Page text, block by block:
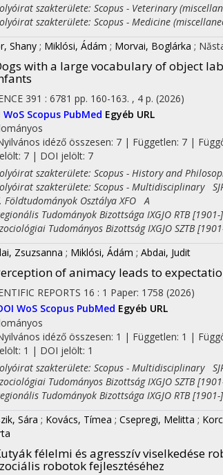
szakterülete: Scopus - Veterinary
szakterülete: Scopus - Medicine
Shany ; Miklósi, Ádám ; Morvai, Boglárka ;
with a large vocabulary of object
391 : 6781 pp. 160-163. , 4 p. (2026)
WoS Scopus PubMed Egyéb URL
idéző összesen: 7| Független: 7 |
7 | DOI jelölt: 7
szakterülete: Scopus - History and
szakterülete: Scopus - Multidisciplinary
Osztálya XFO A
Tudományok Bizottsága IXGJO RTB
Tudományos Bizottság IXGJO SZTB
Zsuzsanna ; Miklósi, Ádám ; Abdai, Judit
of animacy leads to
REPORTS 16 : 1 Paper: 1758 (2026)
WoS Scopus PubMed Egyéb URL
idéző összesen: 1 | Független: 1 |
1 | DOI jelölt: 1
szakterülete: Scopus - Multidisciplinary
Tudományos Bizottság IXGJO SZTB
Tudományok Bizottsága IXGJO RTB
Sára ; Kovács, Tímea ; Csepregi, Melitta ;
félelmi és agresszív viselkedése
robotok fejlesztéséhez